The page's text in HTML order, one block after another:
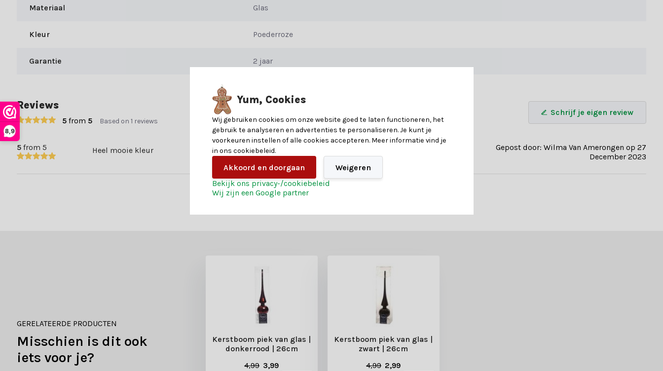
8,9
Materiaal Glas
Kleur Poederroze
Garantie 2 jaar
Reviews
5from 5 Based on 1 reviews
Schrijf je eigen review
5from 5 Heel mooie kleur
Gepost door: Wilma Van Amerongen op 27
December 2023
GERELATEERDE PRODUCTEN
Misschien is dit ook
iets voor je?
Kerstboom piek van glas |
donkerrood | 26cm
4,99 3,99
Kerstboom piek van glas |
zwart | 26cm
4,99 2,99
Yum, Cookies
Wij gebruiken cookies om onze website goed te laten functioneren, het
gebruik te analyseren en advertenties te personaliseren. Je kunt je
voorkeuren instellen of alle cookies accepteren. Meer informatie vind je
in ons cookiebeleid.
Akkoord en doorgaan
Weigeren
Bekijk ons privacy-/cookiebeleid
Wij zijn een Google partner